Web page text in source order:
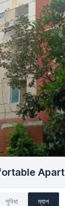
সুবিধা ম্যাপ